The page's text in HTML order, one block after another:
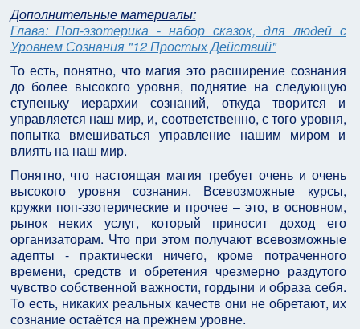
Дополнительные материалы:
Глава: Поп-эзотерика - набор сказок, для людей с
Уровнем Сознания "12 Простых Действий"
То есть, понятно, что магия это расширение сознания
до более высокого уровня, поднятие на следующую
ступеньку иерархии сознаний, откуда творится и
управляется наш мир, и, соответственно, с того уровня,
попытка вмешиваться управление нашим миром и
влиять на наш мир.
Понятно, что настоящая магия требует очень и очень
высокого уровня сознания. Всевозможные курсы,
кружки поп-эзотерические и прочее – это, в основном,
рынок неких услуг, который приносит доход его
организаторам. Что при этом получают всевозможные
адепты - практически ничего, кроме потраченного
времени, средств и обретения чрезмерно раздутого
чувство собственной важности, гордыни и образа себя.
То есть, никаких реальных качеств они не обретают, их
сознание остаётся на прежнем уровне.